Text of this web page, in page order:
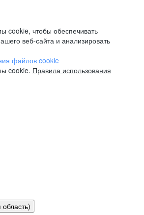
cookie, чтобы обеспечивать
веб-сайта и анализировать
файлов cookie
cookie. Правила использования